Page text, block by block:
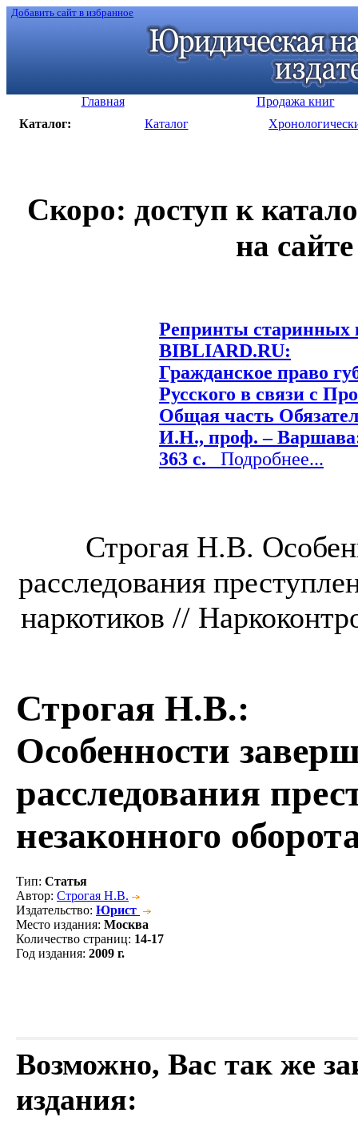
Добавить сайт в избранное
Главная
Продажа книг
Каталог:
Каталог
Скоро: доступ к
на
Репринты старинных
BIBLIARD.RU:
Гражданское право
Русского в связи с
Общая часть
И.Н., проф. –
363 с. Подробнее...
Строгая Н.В.
расследования
наркотиков //
Строгая Н.В.:
Особенности
расследования
незаконного
Тип: Статья
Автор: Строгая Н.В.
Издательство: Юрист
Место издания: Москва
Количество страниц: 14-17
Год издания: 2009 г.
Возможно, Вас так же
издания: